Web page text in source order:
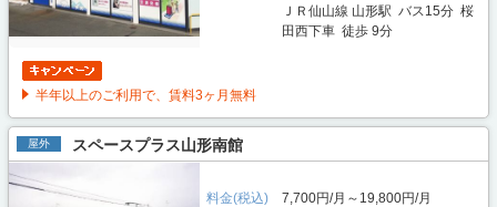
ＪＲ仙山線 山形駅 バス15分 桜
田西下車 徒歩 9分
半年以上のご利用で、賃料3ヶ月無料
屋外 スペースプラス山形南館
料金(税込)
7,700円/月～19,800円/月